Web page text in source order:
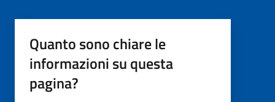
Quanto sono chiare le
informazioni su questa
pagina?